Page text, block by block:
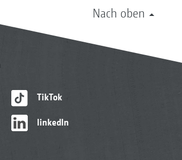
Nach oben
TikTok
linkedIn